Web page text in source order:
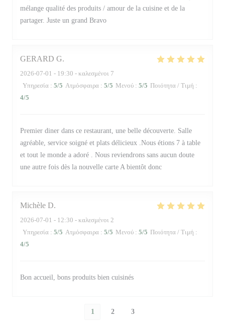
mélange qualité des produits / amour de la cuisine et de la
partager. Juste un grand Bravo
GERARD G
2026-07-01 - 19:30 - καλεσμένοι 7
Υπηρεσία : 5/5 Ατμόσφαιρα : 5/5 Μενού : 5/5 Ποιότητα / Τιμή :
4/5
Premier diner dans ce restaurant, une belle découverte. Salle
agréable, service soigné et plats délicieux .Nous étions 7 à table
et tout le monde a adoré . Nous reviendrons sans aucun doute
une autre fois dès la nouvelle carte A bientôt donc
Michèle D
2026-07-01 - 12:30 - καλεσμένοι 2
Υπηρεσία : 5/5 Ατμόσφαιρα : 5/5 Μενού : 5/5 Ποιότητα / Τιμή :
4/5
Bon accueil, bons produits bien cuisinés
1 2 3